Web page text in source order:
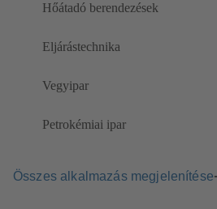
Hőátadó berendezések
Eljárástechnika
Vegyipar
Petrokémiai ipar
Összes alkalmazás megjelenítése